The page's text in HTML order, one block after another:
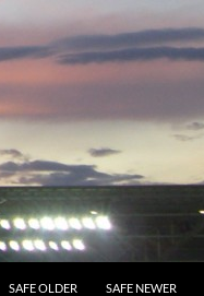
SAFE OLDER SAFE NEWER